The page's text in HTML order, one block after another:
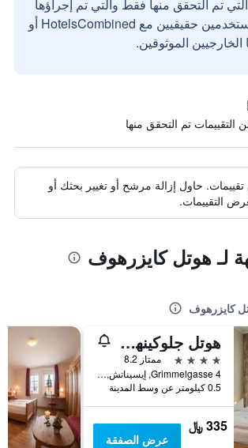
تم التحقق منها فقط والتي تم إجراؤها
بواسطة مستخدمين حقيقيين مع HotelsCombined أو
الموثوقين.
تقييمات. حاول إزالة مرشح أو تغيير بحثك أو
التقييمات.
لـ هوتل كايزرهوف
كايزرهوف
هوتل جلوكينهوف آيزناخ
4 نجوم
ممتاز 8.2
Grimmelgasse 4, إيسيناتش, تورنغن, ألمانيا
0.5 كيلومتر عن وسط المدينة
335 ﷼
عرض الصفقة